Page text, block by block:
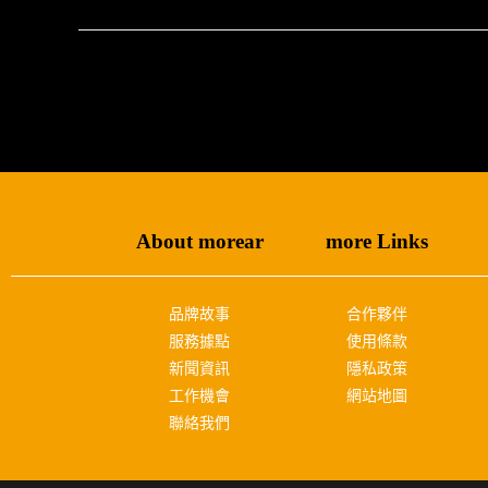
About morear more Links
品牌故事
服務據點
新聞資訊
工作機會
聯絡我們
合作夥伴
使用條款
隱私政策
網站地圖